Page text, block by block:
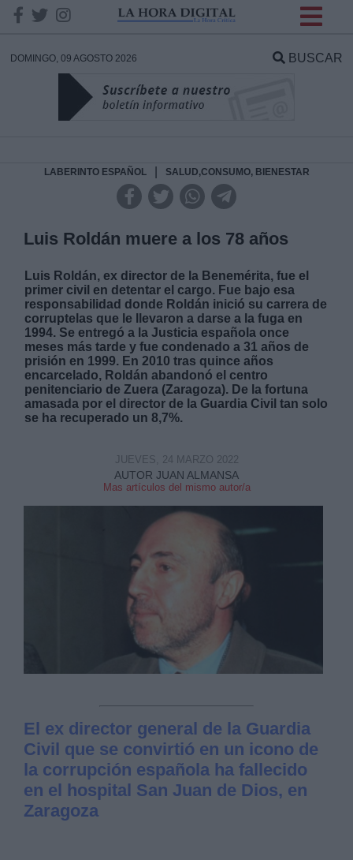
DOMINGO, 09 AGOSTO 2026 BUSCAR
LABERINTO ESPAÑOL SALUD,CONSUMO, BIENESTAR
Luis Roldán muere a los 78 años
Luis Roldán, ex director de la Benemérita, fue el
primer civil en detentar el cargo. Fue bajo esa
responsabilidad donde Roldán inició su carrera de
corruptelas que le llevaron a darse a la fuga en
1994. Se entregó a la Justicia española once
meses más tarde y fue condenado a 31 años de
prisión en 1999. En 2010 tras quince años
encarcelado, Roldán abandonó el centro
penitenciario de Zuera (Zaragoza). De la fortuna
amasada por el director de la Guardia Civil tan solo
se ha recuperado un 8,7%.
AUTOR JUAN ALMANSA
Mas artículos del mismo autor/a
JUEVES, 24 MARZO 2022
El ex director general de la Guardia
Civil que se convirtió en un icono de
la corrupción española ha fallecido
en el hospital San Juan de Dios, en
Zaragoza
DATOS
Responsable:
Legitimación:
Destinatarios: